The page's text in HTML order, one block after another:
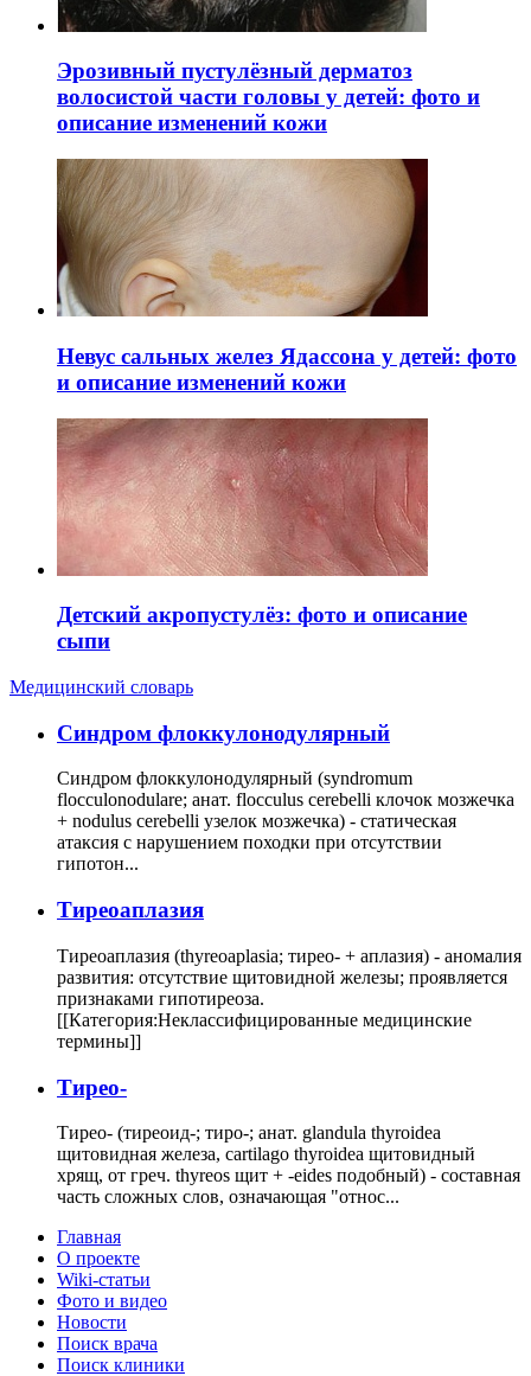
Эрозивный пустулёзный дерматоз
волосистой части головы у детей: фото и
описание изменений кожи
Невус сальных желез Ядассона у детей: фото
и описание изменений кожи
Детский акропустулёз: фото и описание
сыпи
Медицинский словарь
Cиндром флоккулонодулярный
Синдром флоккулонодулярный (syndromum
flocculonodulare; анат. flocculus cerebelli клочок мозжечка
+ nodulus cerebelli узелок мозжечка) - статическая
атаксия с нарушением походки при отсутствии
гипотон...
Тиреоаплазия
Тиреоаплазия (thyreoaplasia; тирео- + аплазия) - аномалия
развития: отсутствие щитовидной железы; проявляется
признаками гипотиреоза.
[[Категория:Неклассифицированные медицинские
термины]]
Тирео-
Тирео- (тиреоид-; тиро-; анат. glandula thyroidea
щитовидная железа, cartilago thyroidea щитовидный
хрящ, от греч. thyreos щит + -eides подобный) - составная
часть сложных слов, означающая "относ...
Главная
О проекте
Wiki-статьи
Фото и видео
Новости
Поиск врача
Поиск клиники